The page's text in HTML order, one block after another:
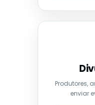
Produtores,
enviar